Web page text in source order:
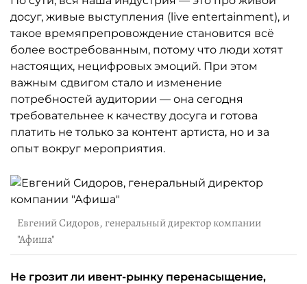
досуг, живые выступления (live entertainment), и
такое времяпрепровождение становится всё
более востребованным, потому что люди хотят
настоящих, нецифровых эмоций. При этом
важным сдвигом стало и изменение
потребностей аудитории — она сегодня
требовательнее к качеству досуга и готова
платить не только за контент артиста, но и за
опыт вокруг мероприятия.
Евгений Сидоров, генеральный директор компании
"Афиша"
Не грозит ли ивент-рынку перенасыщение,